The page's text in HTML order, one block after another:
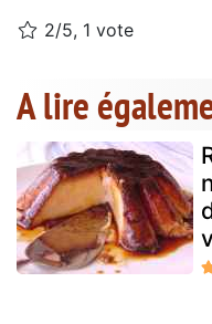
2/5, 1 vote
A lire